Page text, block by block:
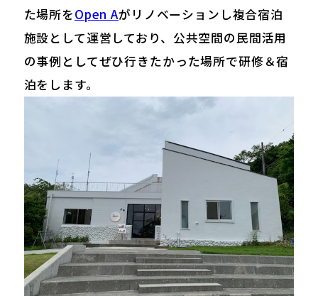
た場所をOpen Aがリノベーションし複合宿泊
施設として運営しており、公共空間の民間活用
の事例としてぜひ行きたかった場所で研修＆宿
泊をします。